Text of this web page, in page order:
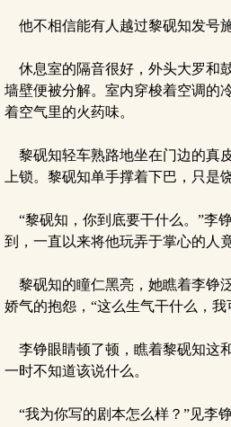
他不相信能有人越过黎砚知发号施
休息室的隔音很好，外头大罗和
墙壁便被分解。室内穿梭着空调的
着空气里的火药味。
黎砚知轻车熟路地坐在门边的真
上锁。黎砚知单手撑着下巴，只是
“黎砚知，你到底要干什么。”李
到，一直以来将他玩弄于掌心的人
黎砚知的瞳仁黑亮，她瞧着李铮
娇气的抱怨，“这么生气干什么，
李铮眼睛顿了顿，瞧着黎砚知这
一时不知道该说什么。
“我为你写的剧本怎么样？”见李